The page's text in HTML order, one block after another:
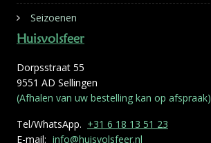
Seizoenen
Huisvolsfeer
Dorpsstraat 55
9551 AD Sellingen
(Afhalen van uw bestelling kan op afspraak)
Tel/WhatsApp. +31 6 18 13 51 23
E-mail: info@huisvolsfeer.nl